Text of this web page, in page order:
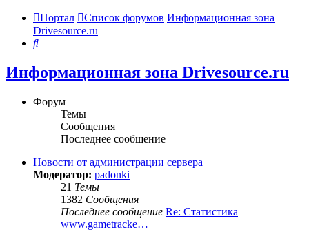
Портал Список форумов Информационная зона
Drivesource.ru
Поиск
Информационная зона Drivesource.ru
Форум
Темы
Сообщения
Последнее сообщение
Новости от администрации сервера
Модератор: padonki
21 Темы
1382 Сообщения
Последнее сообщение Re: Статистика
www.gametracke…